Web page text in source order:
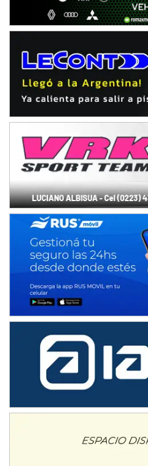
Ciudad de Avellaneda (Asfalto)
Avellaneda (Santa Fe)
Rufino (Santa Fe)
TUCUMANO - F5
Juan Navarro (Asfalto)
El Timbó (Tucumán)